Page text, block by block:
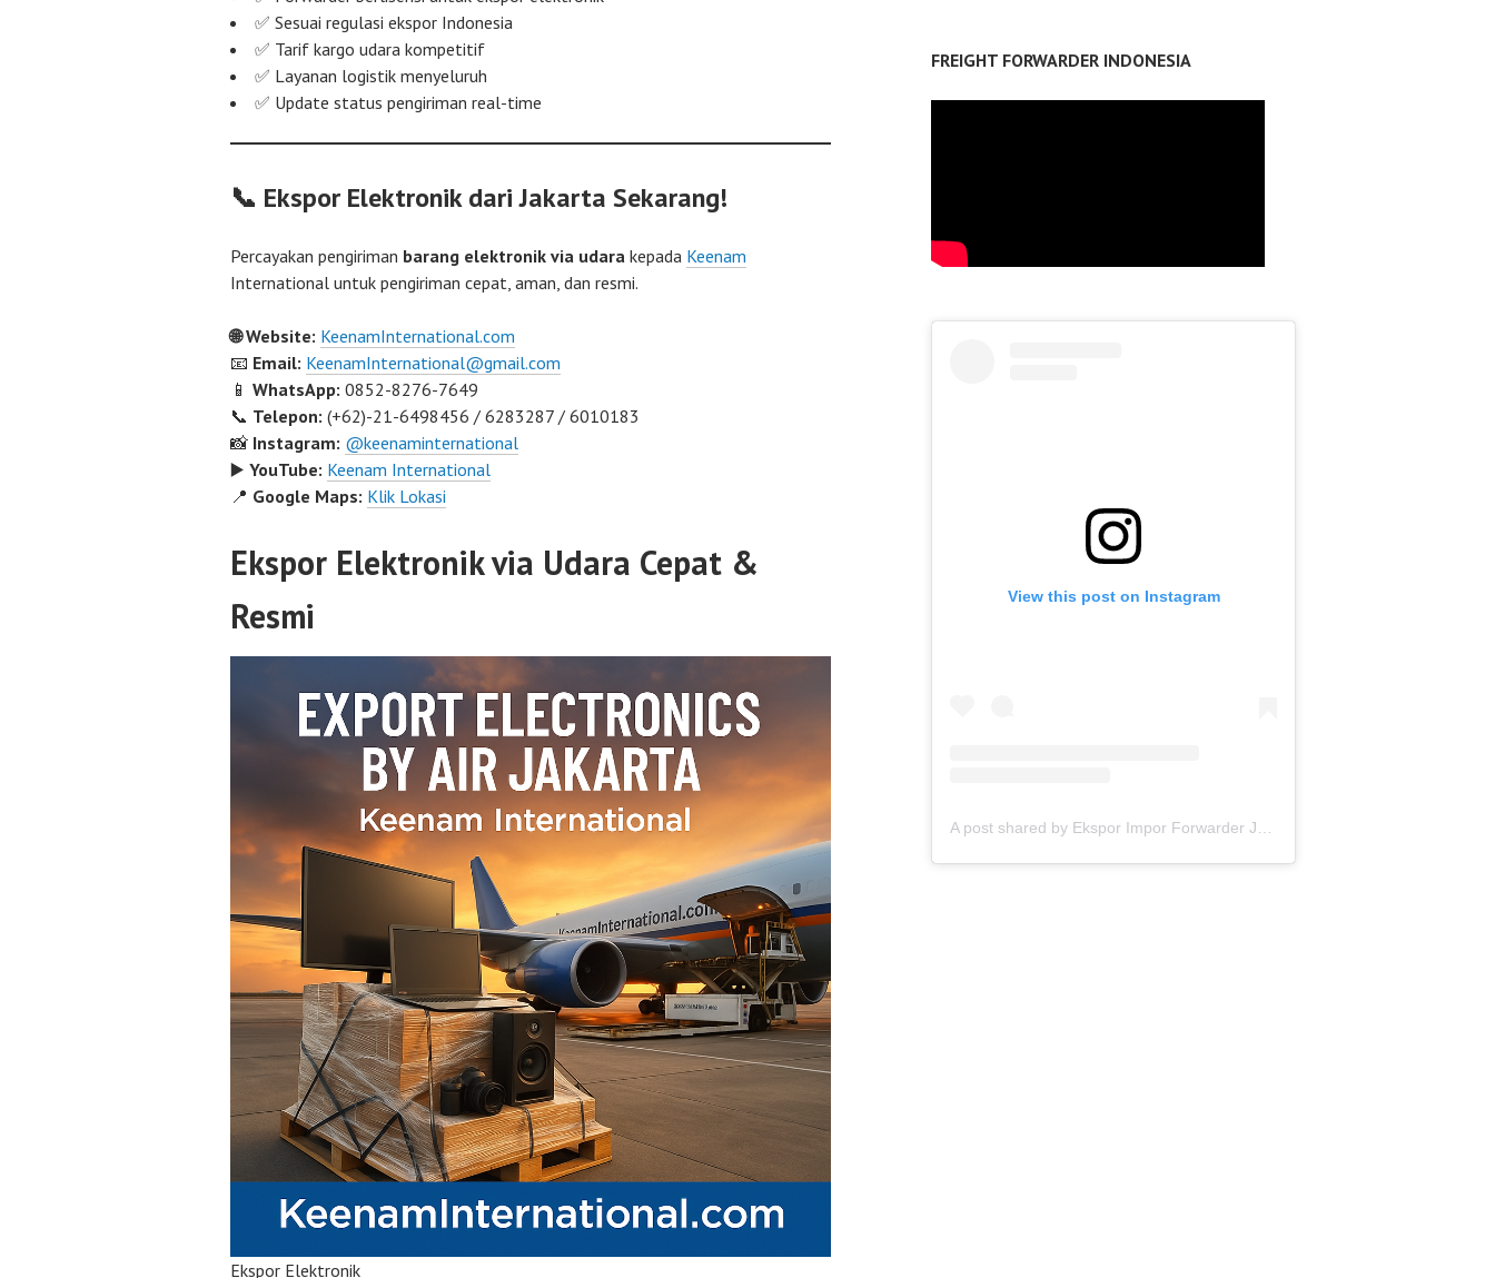
✅ Sesuai regulasi ekspor Indonesia
✅ Tarif kargo udara kompetitif
✅ Layanan logistik menyeluruh
✅ Update status pengiriman real-time
📞 Ekspor Elektronik dari Jakarta Sekarang!
Percayakan pengiriman barang elektronik via udara kepada Keenam
International untuk pengiriman cepat, aman, dan resmi.
🌐 Website: KeenamInternational.com
📧 Email: KeenamInternational@gmail.com
📱 WhatsApp: 0852-8276-7649
📞 Telepon: (+62)-21-6498456 / 6283287 / 6010183
📸 Instagram: @keenaminternational
▶️ YouTube: Keenam International
📍 Google Maps: Klik Lokasi
Ekspor Elektronik via Udara Cepat &
Resmi
Ekspor Elektronik
FREIGHT FORWARDER INDONESIA
View this post on Instagram